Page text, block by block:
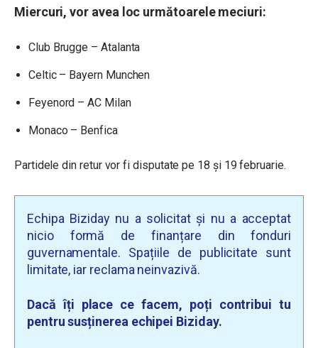
Miercuri, vor avea loc următoarele meciuri:
Club Brugge – Atalanta
Celtic – Bayern Munchen
Feyenord – AC Milan
Monaco – Benfica
Partidele din retur vor fi disputate pe 18 și 19 februarie.
Echipa Biziday nu a solicitat și nu a acceptat
nicio formă de finanțare din fonduri
guvernamentale. Spațiile de publicitate sunt
limitate, iar reclama neinvazivă.
Dacă îți place ce facem, poți contribui tu
pentru susținerea echipei Biziday.